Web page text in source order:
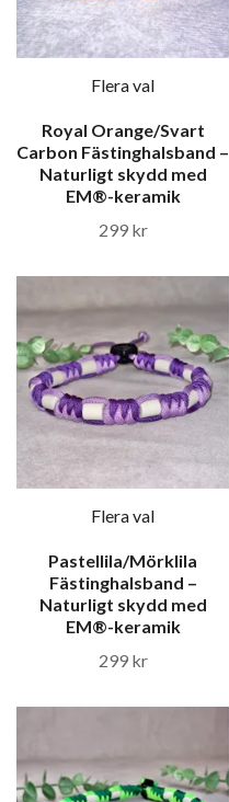
Flera val
Royal Orange/Svart
Carbon Fästinghalsband –
Naturligt skydd med
EM®-keramik
299 kr
Flera val
Pastellila/Mörklila
Fästinghalsband –
Naturligt skydd med
EM®-keramik
299 kr